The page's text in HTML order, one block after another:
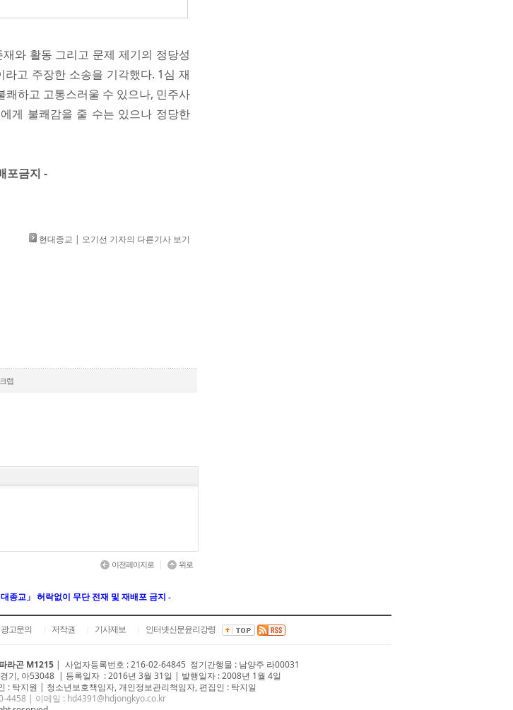
와 활동 그리고 문제 제기의 정당성
고 주장한 소송을 기각했다. 1심 재
하고 고통스러울 수 있으나, 민주사
게 불쾌감을 줄 수는 있으나 정당한
포금지 -
현대종교 | 오기선 기자의 다른기사 보기
랩
이전페이지로 | 위로
종교」 허락없이 무단 전재 및 재배포 금지 -
고문의 저작권 기사제보 인터넷신문윤리강령
라곤 M1215 | 사업자등록번호 : 216-02-64845 정기간행물 : 남양주 라00031
기, 아53048 | 등록일자 : 2016년 3월 31일 | 발행일자 : 2008년 1월 4일
: 탁지원 | 청소년보호책임자, 개인정보관리책임자, 편집인 : 탁지일
4458 | 이메일 : hd4391@hdjongkyo.co.kr